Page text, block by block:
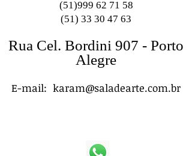
(51)999 62 71 58
(51) 33 30 47 63
Rua Cel. Bordini 907 - Porto
Alegre
E-mail: karam@saladearte.com.br